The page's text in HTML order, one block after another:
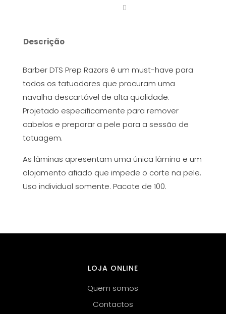
(100
Descrição
Barber DTS Prep Razors é um must-have para
todos os tatuadores que procuram uma
navalha descartável de alta qualidade.
Projetado especificamente para remover
cabelos e preparar a pele para a sessão de
tatuagem.
As lâminas apresentam uma única lâmina e um
alojamento afiado que impede o corte na pele.
Uso individual somente. Pacote de 100.
LOJA ONLINE
Quem somos
Contactos